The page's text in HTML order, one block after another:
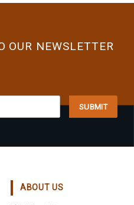
OUR NEWSLETTER
ABOUT US